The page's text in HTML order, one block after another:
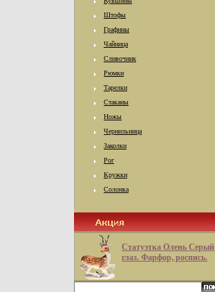
Штофы
Графины
Чайница
Сливочник
Рюмки
Тарелки
Стаканы
Ножы
Чернильница
Заколки
Рог
Кружки
Солонка
Статуэтка Олень Серый
глаз. Фарфор, роспись.